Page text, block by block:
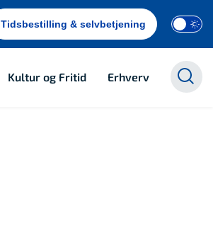
Tidsbestilling & selvbetjening
Kultur og Fritid Erhverv